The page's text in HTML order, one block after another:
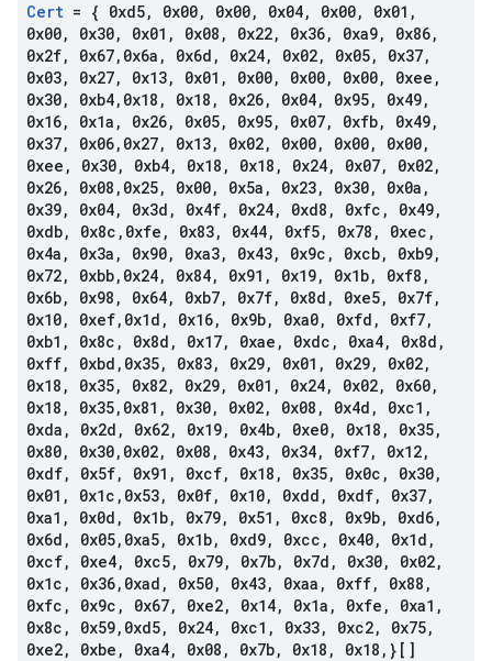
Cert = { 0xd5, 0x00, 0x00, 0x04, 0x00, 0x01 ,
0x00, 0x30, 0x01 , 0x08 , 0x22, 0x36, 0xa9, 0x86,
0x2f, 0x67, 0x6a , 0x6d , 0x24, 0x02, 0x05, 0x37,
0x03, 0x27, 0x13, 0x01 , 0x00, 0x00, 0x00, 0xee ,
0x30, 0xb4, 0x18 , 0x18 , 0x26, 0x04, 0x95, 0x49,
0x16, 0x1a , 0x26, 0x05, 0x95, 0x07, 0xfb, 0x49,
0x37, 0x06, 0x27, 0x13, 0x02, 0x00, 0x00, 0x00,
0xee , 0x30, 0xb4, 0x18 , 0x18 , 0x24, 0x07, 0x02,
0x26, 0x08 , 0x25, 0x00, 0x5a , 0x23, 0x30, 0x0a ,
0x39, 0x04, 0x3d , 0x4f, 0x24, 0xd8 , 0xfc , 0x49,
0xdb, 0x8c , 0xfe , 0x83, 0x44, 0xf5, 0x78 , 0xec ,
0x4a , 0x3a , 0x90, 0xa3, 0x43, 0x9c , 0xcb, 0xb9,
0x72, 0xbb, 0x24, 0x84, 0x91 , 0x19, 0x1b, 0xf8 ,
0x6b, 0x98 , 0x64, 0xb7, 0x7f, 0x8d , 0xe5, 0x7f,
0x10, 0xef, 0x1d , 0x16, 0x9b, 0xa0, 0xfd , 0xf7,
0xb1 , 0x8c , 0x8d , 0x17, 0xae , 0xdc , 0xa4, 0x8d ,
0xff, 0xbd , 0x35, 0x83, 0x29, 0x01 , 0x29, 0x02,
0x18 , 0x35, 0x82, 0x29, 0x01 , 0x24, 0x02, 0x60,
0x18 , 0x35, 0x81 , 0x30, 0x02, 0x08 , 0x4d , 0xc1 ,
0xda , 0x2d , 0x62, 0x19, 0x4b, 0xe0, 0x18 , 0x35,
0x80, 0x30, 0x02, 0x08 , 0x43, 0x34, 0xf7, 0x12,
0xdf, 0x5f, 0x91 , 0xcf, 0x18 , 0x35, 0x0c , 0x30,
0x01 , 0x1c , 0x53, 0x0f, 0x10, 0xdd , 0xdf, 0x37,
0xa1 , 0x0d , 0x1b, 0x79, 0x51 , 0xc8 , 0x9b, 0xd6,
0x6d , 0x05, 0xa5, 0x1b, 0xd9, 0xcc , 0x40, 0x1d ,
0xcf, 0xe4, 0xc5, 0x79, 0x7b, 0x7d , 0x30, 0x02,
0x1c , 0x36, 0xad , 0x50, 0x43, 0xaa , 0xff, 0x88 ,
0xfc , 0x9c , 0x67, 0xe2, 0x14, 0x1a , 0xfe , 0xa1 ,
0x8c , 0x59, 0xd5, 0x24, 0xc1 , 0x33, 0xc2, 0x75,
0xe2, 0xbe , 0xa4, 0x08 , 0x7b, 0x18 , 0x18 , }[]